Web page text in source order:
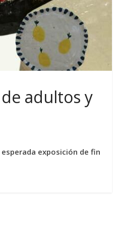
adultos y
exposición de fin